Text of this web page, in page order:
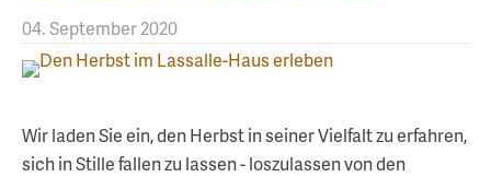
04. September 2020
Wir laden Sie ein, den Herbst in seiner Vielfalt zu erfahren,
sich in Stille fallen zu lassen - loszulassen von den